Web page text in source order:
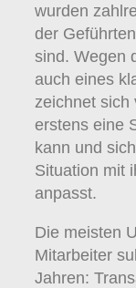
wurden
der
sind. Wegen
auch eines
zeichnet sich
erstens eine
kann und
Situation mit
anpasst.
Die meisten
Mitarbeiter
Jahren: